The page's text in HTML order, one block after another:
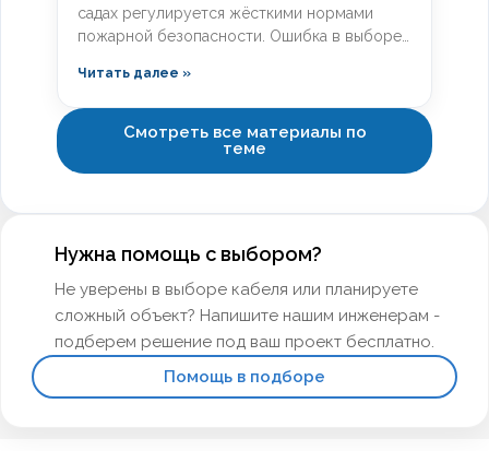
садах регулируется жёсткими нормами
пожарной безопасности. Ошибка в выборе
предписаниям МЧС и дорогостоящим
переделкам. Разберём, какой кабель
прокладывают в школах по ГОСТ, чем
отличаются марки с низкой токсичностью и
как смонтировать трассу, чтобы пройти
Читать далее »
Смотреть все материалы по
теме
Нужна помощь с выбором?
Не уверены в выборе кабеля или планируете
сложный объект? Напишите нашим инженерам -
подберем решение под ваш проект бесплатно.
Помощь в подборе